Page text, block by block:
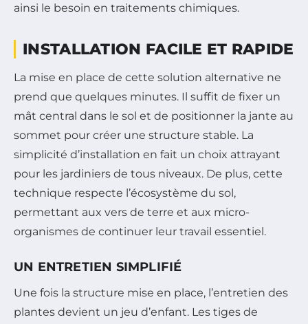
ainsi le besoin en traitements chimiques.
INSTALLATION FACILE ET RAPIDE
La mise en place de cette solution alternative ne
prend que quelques minutes. Il suffit de fixer un
mât central dans le sol et de positionner la jante au
sommet pour créer une structure stable. La
simplicité d’installation en fait un choix attrayant
pour les jardiniers de tous niveaux. De plus, cette
technique respecte l’écosystème du sol,
permettant aux vers de terre et aux micro-
organismes de continuer leur travail essentiel.
UN ENTRETIEN SIMPLIFIÉ
Une fois la structure mise en place, l’entretien des
plantes devient un jeu d’enfant. Les tiges de